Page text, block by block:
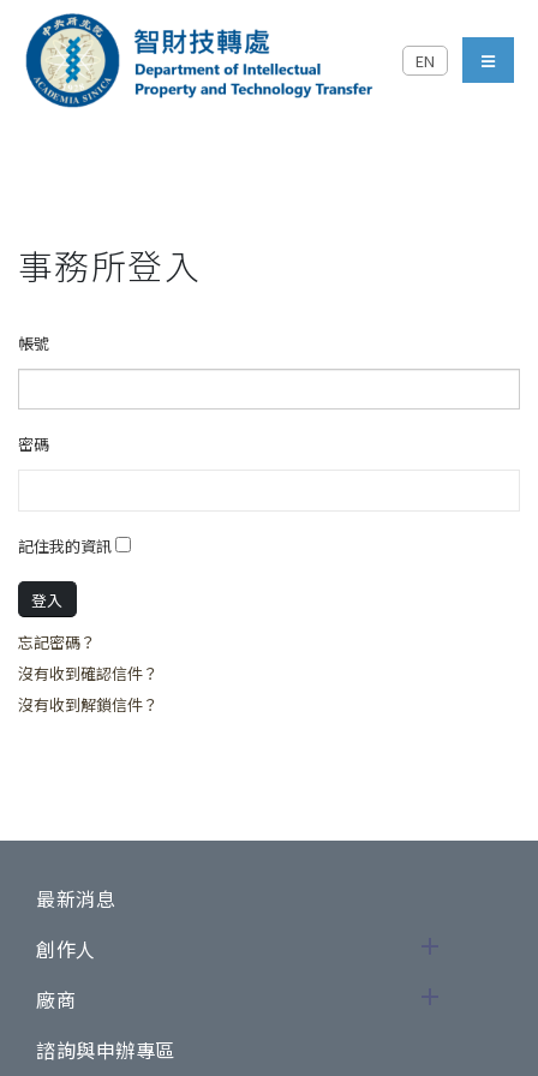
跳到主要內容區塊
中央研究院智財技轉處對
EN
menu
事務所登入
帳號
密碼
記住我的資訊
忘記密碼？
沒有收到確認信件？
沒有收到解鎖信件？
最新消息
創作人
廠商
諮詢與申辦專區